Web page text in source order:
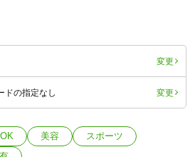
変更
ドの指定なし 変更
美容
スポーツ
見た」